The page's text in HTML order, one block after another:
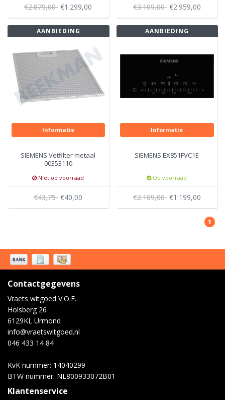
€2.879,00 €1.299,00 €3.109,00 €2.959,00
AANBIEDING
Informatie
SIEMENS Vetfilter metaal
00353110
Niet op voorraad
€43,75 €40,00
AANBIEDING
Informatie
SIEMENS EX851FVC1E
Op voorraad
€2.109,00 €1.199,00
1
Contactgegevens
Vraets witgoed V.O.F.
Holsberg 26
6129KL Urmond
info@vraetswitgoed.nl
046 433 14 84
KvK nummer: 14040299
BTW nummer: NL800933072B01
Klantenservice